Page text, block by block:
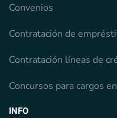
Convenios
Contratación de
Contratación líneas de
Concursos para cargos
INFO